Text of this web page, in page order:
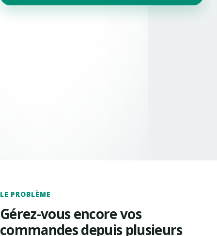
LE PROBLÈME
Gérez-vous encore vos
commandes depuis plusieurs